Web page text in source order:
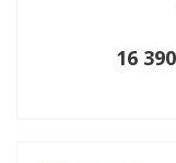
16